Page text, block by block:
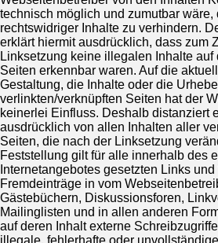
technisch möglich und zumutbar
rechtswidriger Inhalte zu verhindern.
erklärt hiermit ausdrücklich, dass zum
Linksetzung keine illegalen Inhalte
Seiten erkennbar waren. Auf die
Gestaltung, die Inhalte oder die
verlinkten/verknüpften Seiten hat der
keinerlei Einfluss. Deshalb distanziert
ausdrücklich von allen Inhalten aller
Seiten, die nach der Linksetzung
Feststellung gilt für alle innerhalb des
Internetangebotes gesetzten Links
Fremdeinträge in vom
Gästebüchern, Diskussionsforen,
Mailinglisten und in allen anderen
auf deren Inhalt externe
illegale, fehlerhafte oder